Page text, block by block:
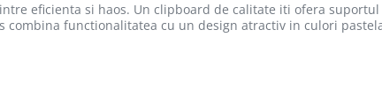
eficienta si haos. Un clipboard de calitate iti ofera
functionalitatea cu un design atractiv in culori